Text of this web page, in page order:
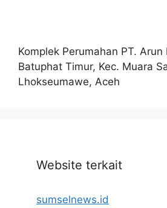
Komplek Perumahan PT. Arun
Batuphat Timur, Kec. Muara
Lhokseumawe, Aceh
Website terkait
sumselnews.id